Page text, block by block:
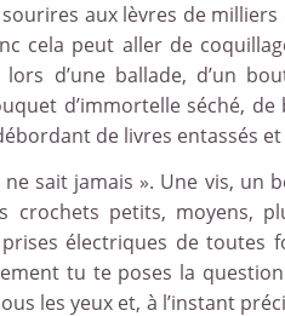
aux lèvres de milliers
cela peut aller de
d’une ballade, d’un
d’immortelle séché,
de livres entassés
sait jamais ». Une vis,
crochets petits, moyens,
électriques de
tu te poses la
les yeux et, à l’instant